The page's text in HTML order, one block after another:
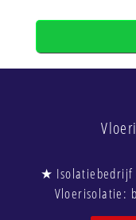
★ Isolatiebedrijf
Vloerisolatie: